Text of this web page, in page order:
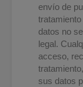
envío de
datos no
legal.
acceso,
sus datos